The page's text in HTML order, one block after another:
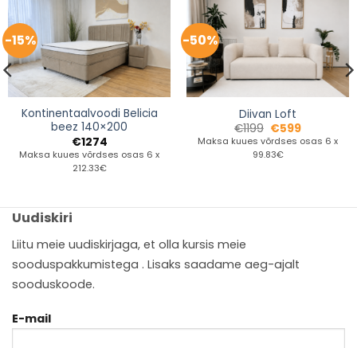
-15%
Kontinentaalvoodi Belicia
beez 140×200
€1274
Maksa kuues võrdses osas 6 x
212.33€
-50%
Diivan Loft
€1199 €599
Maksa kuues võrdses osas 6 x
99.83€
Uudiskiri
Liitu meie uudiskirjaga, et olla kursis meie
sooduspakkumistega . Lisaks saadame aeg-ajalt
sooduskoode.
E-mail